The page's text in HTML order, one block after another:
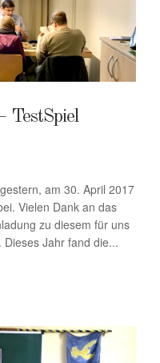
TestSpiel
am 30. April 2017
Vielen Dank an das
zu diesem für uns
Jahr fand die...